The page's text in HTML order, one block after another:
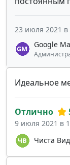
Google
23 июля 2021 в
Идеальное
Чиста
Отлично
9 июля 2021 в